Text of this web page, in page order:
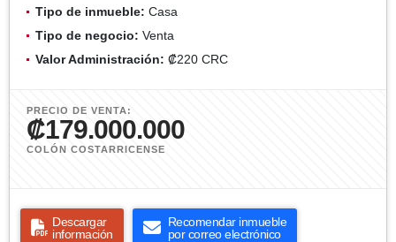
Tipo de inmueble: Casa
Tipo de negocio: Venta
Valor Administración: ₡220 CRC
PRECIO DE VENTA:
₡179.000.000
COLÓN COSTARRICENSE
Descargar
información
Recomendar inmueble
por correo electrónico